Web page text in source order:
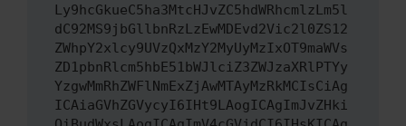
Ly9hcGkueC5ha3MtcHJvZC5hdWRhcmlzLm5l
dC92MS9jbGllbnRzLzEwMDEvd2Vic2l0ZS12
ZWhpY2xlcy9UVzQxMzY2MyUyMzIxOT9maWVs
ZD1pbnRlcm5hbE51bWJlciZ3ZWJzaXRlPTYy
YzgwMmRhZWFlNmExZjAwMTAyMzRkMCIsCiAg
ICAiaGVhZGVycyI6IHt9LAogICAgImJvZHki